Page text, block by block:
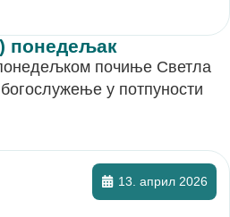
понедељак
почиње Светла
у потпуности
13. април 2026